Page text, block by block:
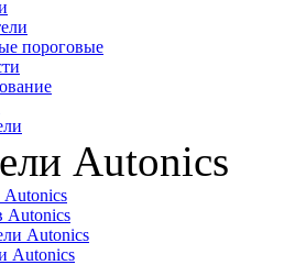
пороговые
Autonics
Autonics
Autonics
Autonics